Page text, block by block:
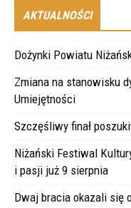
AKTUALNOŚCI
Dożynki Powiatu
Zmiana na stanowisku
Umiejętności
Szczęśliwy finał
Niżański Festiwal
i pasji już 9 sierpnia
Dwaj bracia okazali się